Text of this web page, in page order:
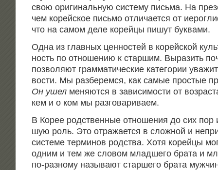
свою ори­ги­наль­ную систе­му пись­ма. На
чем корей­ское пись­мо отли­ча­ет­ся от
что на самом деле корей­цы пишут буквами.
Одна из глав­ных цен­но­стей в корей­ской
ность по отно­ше­нию к стар­шим. Выра­зить
поз­во­ля­ют грам­ма­ти­че­ские кате­го­рии
во­сти. Мы раз­бе­рем­ся, как самые про­стые
Он ушелменя­ют­ся в зави­си­мо­сти от
кем и о ком мы разговариваем.
В Корее род­ствен­ные отно­ше­ния до сих пор
шую роль. Это отра­жа­ет­ся в слож­ной и
систе­ме тер­ми­нов род­ства. Хотя корей­цы
одним и тем же сло­вом млад­ше­го бра­та и
по-раз­но­му назы­ва­ют стар­ше­го бра­та